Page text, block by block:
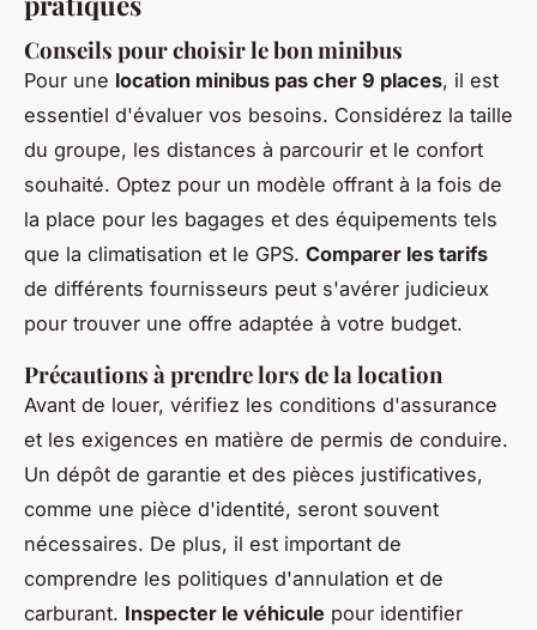
Conseils pour choisir le bon minibus
Pour une location minibus pas cher 9 places, il est
essentiel d'évaluer vos besoins. Considérez la taille
du groupe, les distances à parcourir et le confort
souhaité. Optez pour un modèle offrant à la fois de
la place pour les bagages et des équipements tels
que la climatisation et le GPS. Comparer les tarifs
de différents fournisseurs peut s'avérer judicieux
pour trouver une offre adaptée à votre budget.
Précautions à prendre lors de la location
Avant de louer, vérifiez les conditions d'assurance
et les exigences en matière de permis de conduire.
Un dépôt de garantie et des pièces justificatives,
comme une pièce d'identité, seront souvent
nécessaires. De plus, il est important de
comprendre les politiques d'annulation et de
carburant. Inspecter le véhicule pour identifier